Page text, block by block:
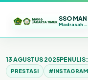
SSO MAN
Madrasah Maju | Bermutu | Mendunia
ke
konten
13 AGUSTUS 2025PENULIS:
PRESTASI #INSTAGRAM